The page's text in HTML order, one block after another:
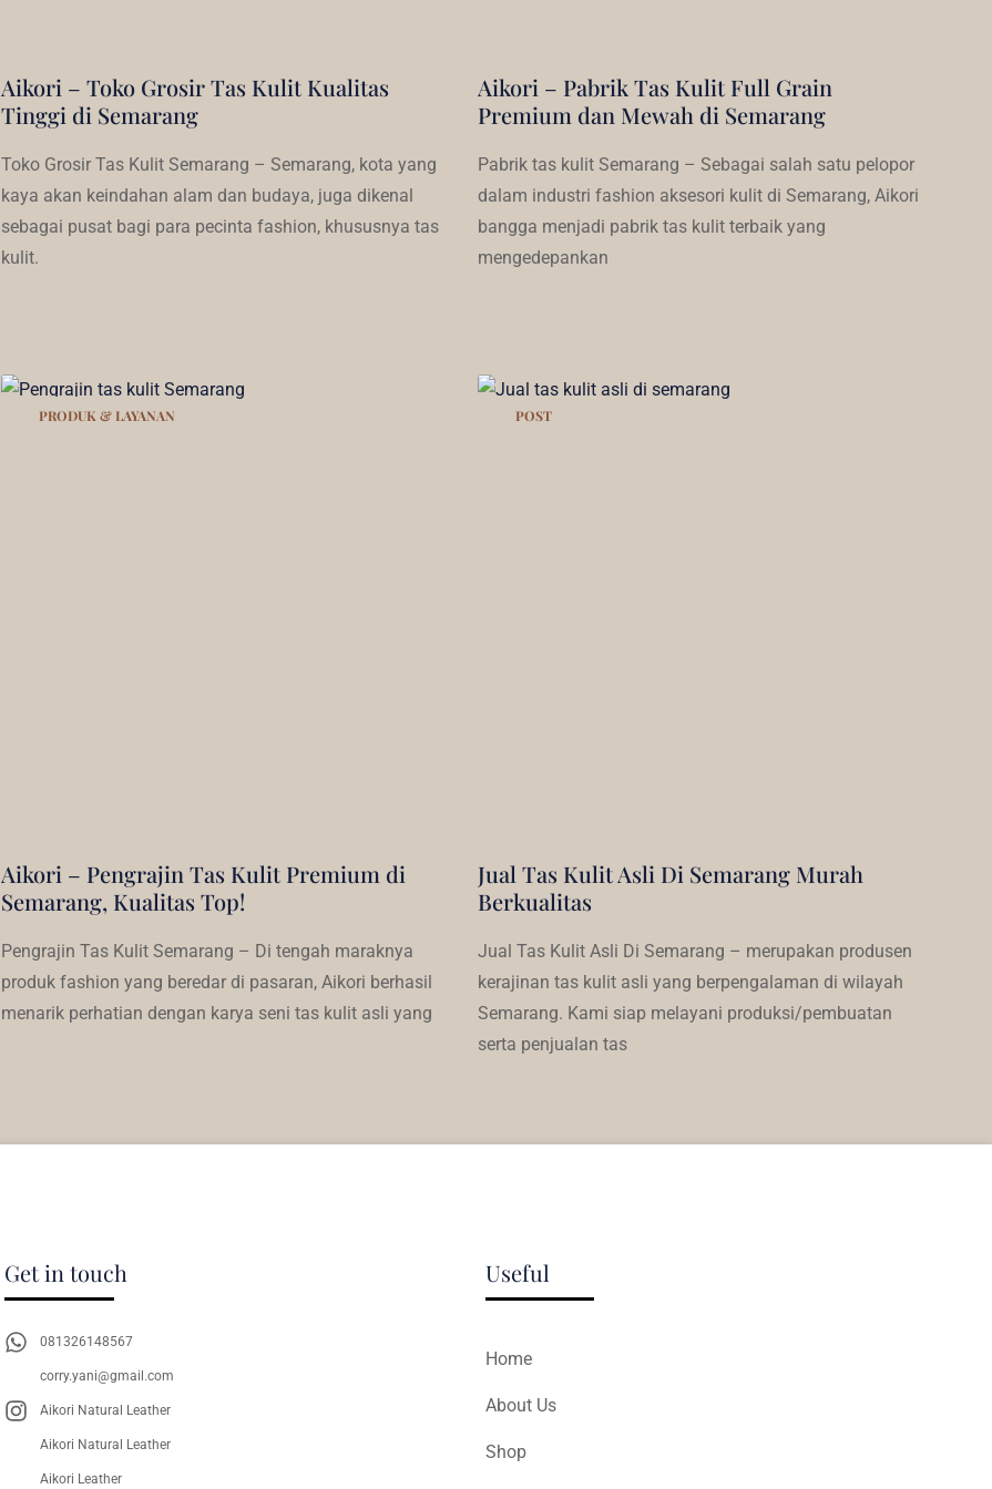
Aikori – Toko Grosir Tas Kulit Kualitas
Tinggi di Semarang
Toko Grosir Tas Kulit Semarang – Semarang, kota yang
kaya akan keindahan alam dan budaya, juga dikenal
sebagai pusat bagi para pecinta fashion, khususnya tas
kulit.
Aikori – Pabrik Tas Kulit Full Grain
Premium dan Mewah di Semarang
Pabrik tas kulit Semarang – Sebagai salah satu pelopor
dalam industri fashion aksesori kulit di Semarang, Aikori
bangga menjadi pabrik tas kulit terbaik yang
mengedepankan
PRODUK & LAYANAN
Aikori – Pengrajin Tas Kulit Premium di
Semarang, Kualitas Top!
Pengrajin Tas Kulit Semarang – Di tengah maraknya
produk fashion yang beredar di pasaran, Aikori berhasil
menarik perhatian dengan karya seni tas kulit asli yang
POST
Jual Tas Kulit Asli Di Semarang Murah
Berkualitas
Jual Tas Kulit Asli Di Semarang – merupakan produsen
kerajinan tas kulit asli yang berpengalaman di wilayah
Semarang. Kami siap melayani produksi/pembuatan
serta penjualan tas
Get in touch
081326148567
corry.yani@gmail.com
Aikori Natural Leather
Aikori Natural Leather
Aikori Leather
Useful
Home
About Us
Shop